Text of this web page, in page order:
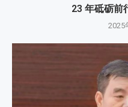
23 年砥砺前
2025